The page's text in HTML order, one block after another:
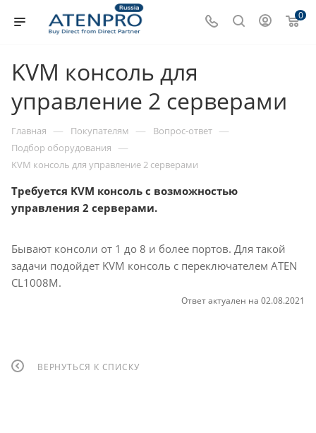
0
KVM консоль для
управление 2 серверами
Главная — Покупателям — Вопрос-ответ —
Подбор оборудования —
KVM консоль для управление 2 серверами
Требуется KVM консоль с возможностью
управления 2 серверами.
Бывают консоли от 1 до 8 и более портов. Для такой
задачи подойдет KVM консоль с переключателем ATEN
CL1008M.
Ответ актуален на 02.08.2021
ВЕРНУТЬСЯ К СПИСКУ